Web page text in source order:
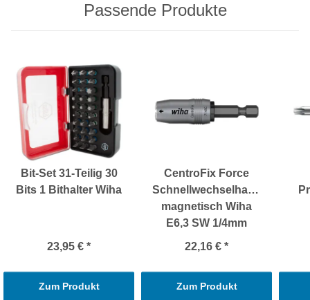
Passende Produkte
Bit-Set 31-Teilig 30
Bits 1 Bithalter Wiha
23,95 € *
Zum Produkt
CentroFix Force
Schnellwechselhalter
magnetisch Wiha
E6,3 SW 1/4mm
22,16 € *
Zum Produkt